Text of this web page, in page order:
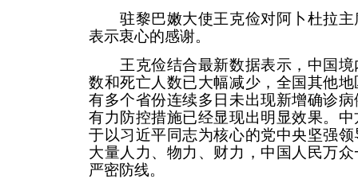
驻黎巴嫩大使王克俭对阿卜杜拉主
表示衷心的感谢。
王克俭结合最新数据表示，中国境
数和死亡人数已大幅减少，全国其他
有多个省份连续多日未出现新增确诊
有力防控措施已经显现出明显效果。
于以习近平同志为核心的党中央坚强
大量人力、物力、财力，中国人民万
严密防线。